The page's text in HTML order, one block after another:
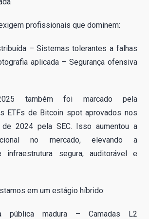
profissionais que dominem:
– Sistemas tolerantes a falhas
aplicada – Segurança ofensiva
2025 também foi marcado pela
ETFs de Bitcoin spot aprovados nos
de 2024 pela SEC. Isso aumentou a
no mercado, elevando a
infraestrutura segura, auditorável e
em um estágio híbrido:
pública madura – Camadas L2